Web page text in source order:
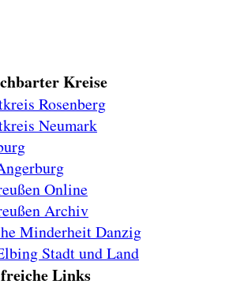
Kreise
Rosenberg
Neumark
Online
Archiv
Minderheit Danzig
Stadt und Land
Links